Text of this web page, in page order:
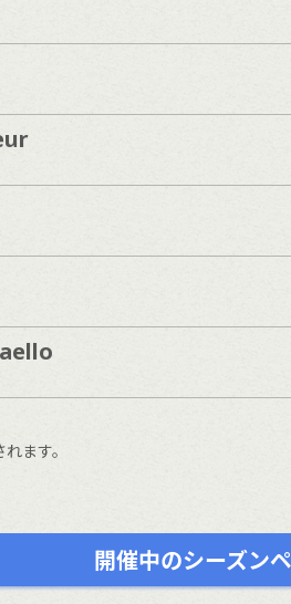
ます。
開催中のシーズン